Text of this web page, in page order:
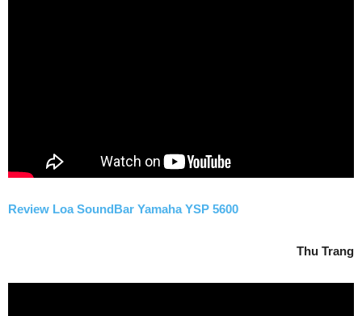
Review Loa SoundBar Yamaha YSP 5600
Thu Trang